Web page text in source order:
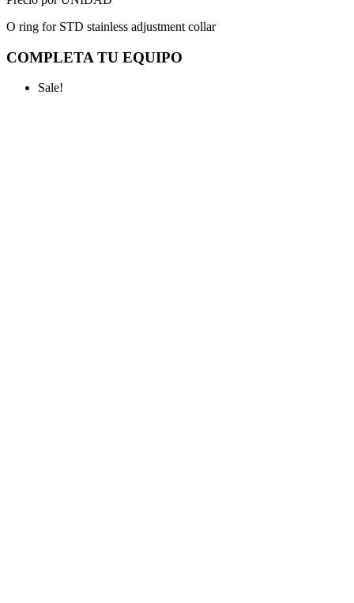
quantity
O ring for STD stainless adjustment collar
COMPLETA TU EQUIPO
Sale!